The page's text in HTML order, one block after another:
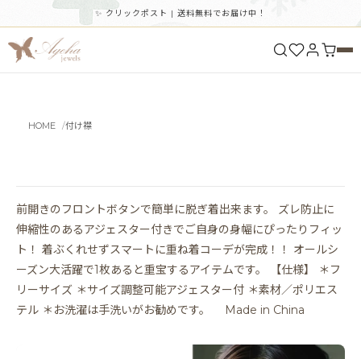
✨ クリックポスト | 送料無料でお届け中！
HOME 付け襟
前開きのフロントボタンで簡単に脱ぎ着出来ます。 ズレ防止に
伸縮性のあるアジェスター付きでご自身の身幅にぴったりフィッ
ト！ 着ぶくれせずスマートに重ね着コーデが完成！！ オールシ
ーズン大活躍で1枚あると重宝するアイテムです。 【仕様】 ＊フ
リーサイズ ＊サイズ調整可能アジェスター付 ＊素材／ポリエス
テル ＊お洗濯は手洗いがお勧めです。 Made in China